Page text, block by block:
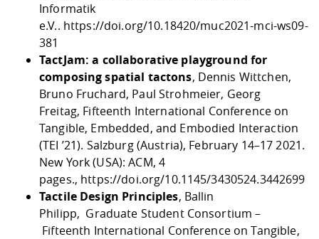
Informatik
e.V.. https://doi.org/10.18420/muc2021-mci-ws09-
381
TactJam: a collaborative playground for
composing spatial tactons, Dennis Wittchen,
Bruno Fruchard, Paul Strohmeier, Georg
Freitag, Fifteenth International Conference on
Tangible, Embedded, and Embodied Interaction
(TEI ’21). Salzburg (Austria), February 14–17 2021.
New York (USA): ACM, 4
pages., https://doi.org/10.1145/3430524.3442699
Tactile Design Principles, Ballin
Philipp, Graduate Student Consortium –
Fifteenth International Conference on Tangible,